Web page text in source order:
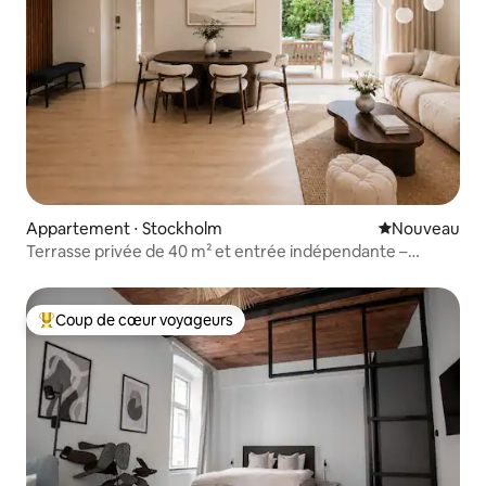
Appartement ⋅ Stockholm Nouvel
Nouveau
Terrasse privée de 40 m² et entrée indépendante –
Coups de cœur voyageurs les plus appréciés
Coup de cœur voyageurs